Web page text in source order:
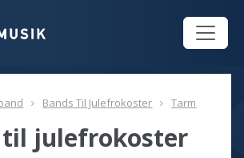
Bands Til Julefrokoster Tarm
til julefrokoster